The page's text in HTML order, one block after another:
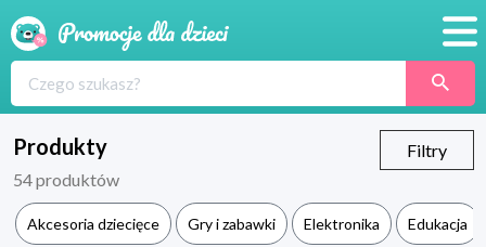
Blog
Produkty
Filtry
54produktów
Akcesoria dziecięce Gry i zabawki Elektronika Edukacja